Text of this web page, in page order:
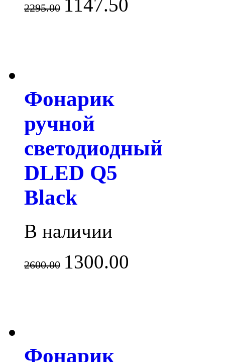
2295.00 1147.50
Фонарик
ручной
светодиодный
DLED Q5
Black
В наличии
2600.00 1300.00
Фонарик